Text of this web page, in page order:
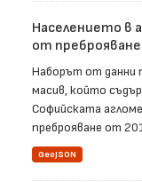
Населението в
от
Наборът от данни
масив, който
Софийската
преброяване от
GeoJSON